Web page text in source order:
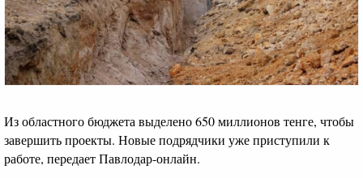
Из областного бюджета выделено 650 миллионов тенге, чтобы
завершить проекты. Новые подрядчики уже приступили к
работе, передает Павлодар-онлайн.